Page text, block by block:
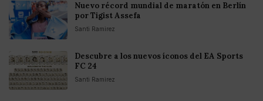
Nuevo récord mundial de maratón en Berlín
por Tigist Assefa
Santi Ramirez
Descubre a los nuevos íconos del EA Sports
FC 24
Santi Ramirez